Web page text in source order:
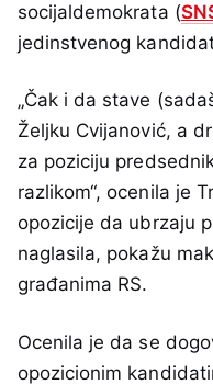
socijaldemokrata (
jedinstvenog
„Čak i da stave
Željku Cvijanović, a
za poziciju
razlikom“, ocenila je
opozicije da ubrzaju
naglasila, pokažu
građanima RS.
Ocenila je da se
opozicionim